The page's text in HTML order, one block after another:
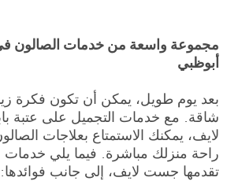
مجموعة واسعة من خدمات الصالون
أبوظبي
بعد يوم طويل، يمكن أن تكون فكرة
شاقة. مع خدمات التجميل على
لايف، يمكنك الاستمتاع بعلاجات
راحة منزلك مباشرة. فيما يلي خدمات
تقدمها جست لايف، إلى جانب فوائدها: